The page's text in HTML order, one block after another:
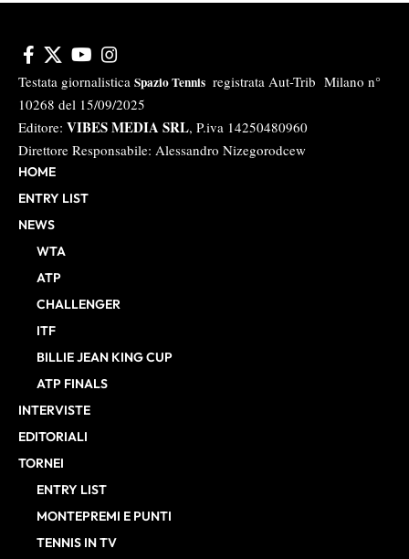
Testata giornalistica Spazio Tennis registrata Aut-Trib Milano n°
10268 del 15/09/2025
Editore: VIBES MEDIA SRL, P.iva 14250480960
Direttore Responsabile: Alessandro Nizegorodcew
HOME
ENTRY LIST
NEWS
WTA
ATP
CHALLENGER
ITF
BILLIE JEAN KING CUP
ATP FINALS
INTERVISTE
EDITORIALI
TORNEI
ENTRY LIST
MONTEPREMI E PUNTI
TENNIS IN TV